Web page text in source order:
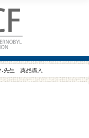
先生 薬品購入